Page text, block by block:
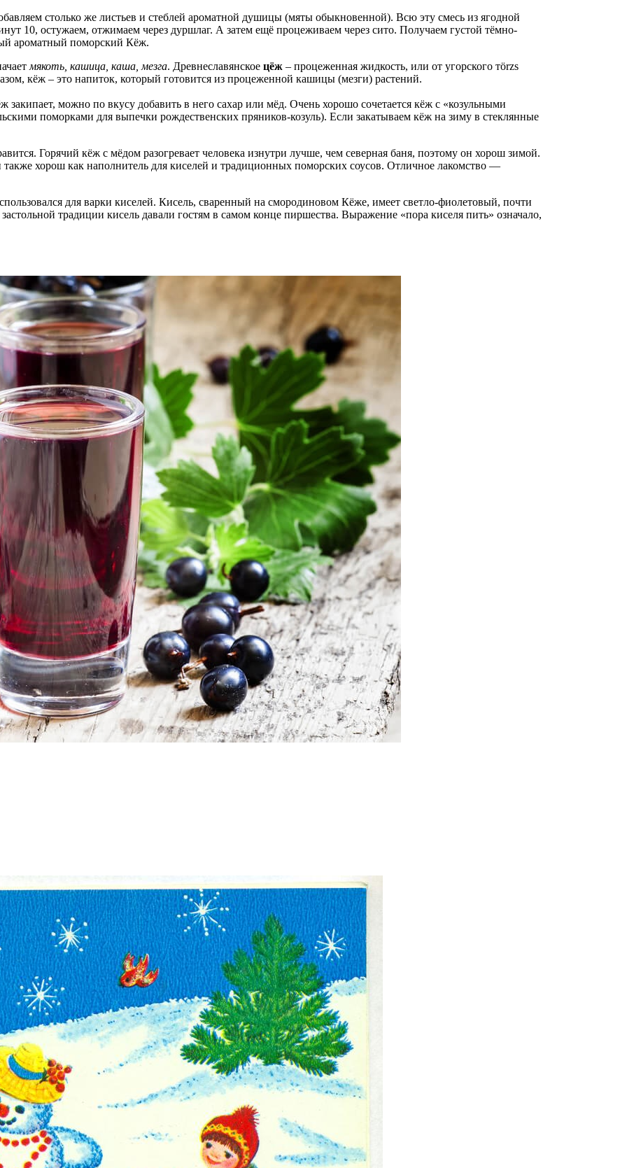
столько же листьев и стеблей ароматной душицы (мяты обыкновенной). Всю эту смесь из ягодной
10, остужаем, отжимаем через дуршлаг. А затем ещё процеживаем через сито. Получаем густой тёмно-
ароматный поморский Кёж.
мякоть, кашица, каша, мезга. Древнеславянскоецёж – процеженная жидкость, или от угорского тörzs
кёж – это напиток, который готовится из процеженной кашицы (мезги) растений.
можно по вкусу добавить в него сахар или мёд. Очень хорошо сочетается кёж с «козульными
поморками для выпечки рождественских пряников-козуль). Если закатываем кёж на зиму в стеклянные
Горячий кёж с мёдом разогревает человека изнутри лучше, чем северная баня, поэтому он хорош зимой.
хорош как наполнитель для киселей и традиционных поморских соусов. Отличное лакомство —
для варки киселей. Кисель, сваренный на смородиновом Кёже, имеет светло-фиолетовый, почти
традиции кисель давали гостям в самом конце пиршества. Выражение «пора киселя пить» означало,